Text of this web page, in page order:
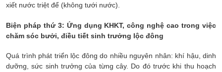
xiết nước triệt để (không tưới nước).
Biện pháp thứ 3: Ứng dụng KHKT, công nghệ cao trong việc
chăm sóc bưởi, điều tiết sinh trưởng lộc đông
Quá trình phát triển lộc đông do nhiều nguyên nhân: khí hậu, dinh
dưỡng, sức sinh trưởng của từng cây. Do đó trước khi thu hoạch